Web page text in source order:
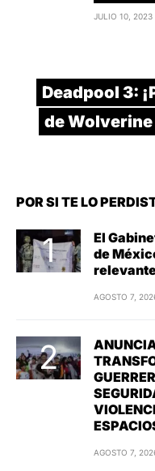
JULIO 10, 2023
Deadpool 3:
de
POR SI TE LO
El
de
AGOSTO 7,
AGOSTO 7,